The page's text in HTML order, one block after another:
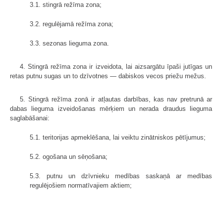
3.1. stingrā režīma zona;
3.2. regulējamā režīma zona;
3.3. sezonas lieguma zona.
4. Stingrā režīma zona ir izveidota, lai aizsargātu īpaši jutīgas un
retas putnu sugas un to dzīvotnes — dabiskos vecos priežu mežus.
5. Stingrā režīma zonā ir atļautas darbības, kas nav pretrunā ar
dabas lieguma izveidošanas mērķiem un nerada draudus lieguma
saglabāšanai:
5.1. teritorijas apmeklēšana, lai veiktu zinātniskos pētījumus;
5.2. ogošana un sēņošana;
5.3. putnu un dzīvnieku medības saskaņā ar medības
regulējošiem normatīvajiem aktiem;